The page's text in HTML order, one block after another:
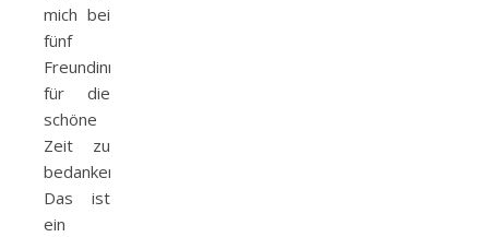
mich bei
fünf
Freundinnen
für die
schöne
Zeit zu
bedanken.
Das ist
ein